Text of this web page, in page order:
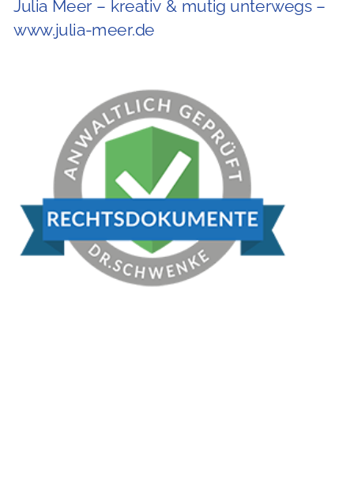
Julia Meer – kreativ & mutig unterwegs –
www.julia-meer.de